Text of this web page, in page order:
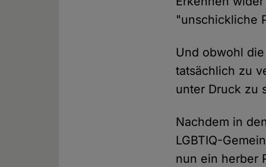
"unschickliche
Und obwohl
tatsächlich zu
unter Druck zu
Nachdem in
LGBTIQ-
nun ein herber